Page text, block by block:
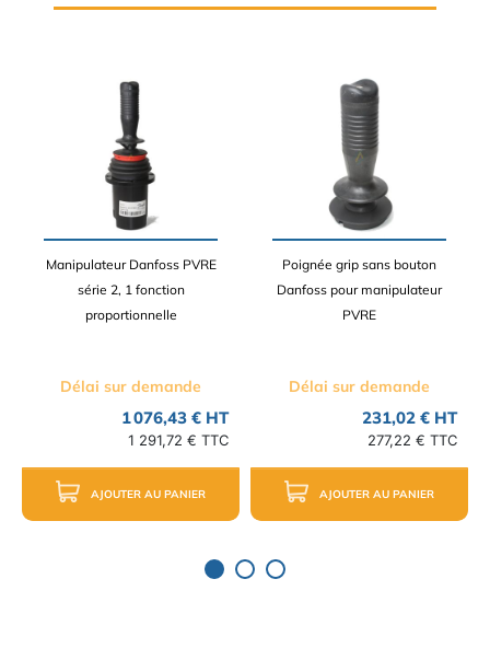
Manipulateur Danfoss PVRE
série 2, 1 fonction
proportionnelle
Délai sur demande
1 076,43 € HT
1 291,72 € TTC
AJOUTER AU PANIER
Poignée grip sans bouton
Danfoss pour manipulateur
PVRE
Délai sur demande
231,02 € HT
277,22 € TTC
AJOUTER AU PANIER